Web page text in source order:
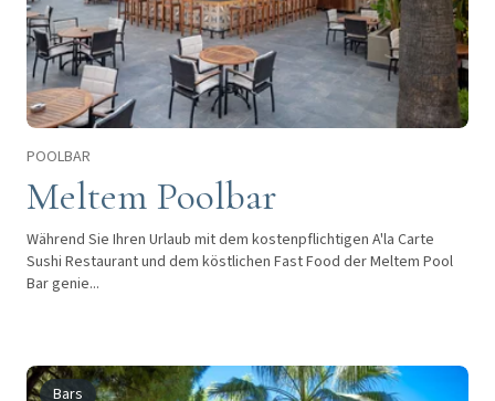
POOLBAR
Meltem Poolbar
Während Sie Ihren Urlaub mit dem kostenpflichtigen A'la Carte
Sushi Restaurant und dem köstlichen Fast Food der Meltem Pool
Bar genie...
Bars